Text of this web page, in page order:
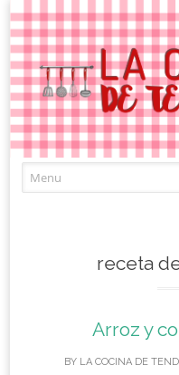
receta
Arroz y
BY LA COCINA DE